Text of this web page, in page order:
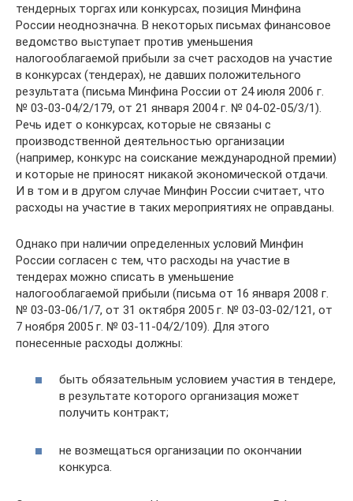
тендерных торгах или конкурсах, позиция Минфина
России неоднозначна. В некоторых письмах финансовое
ведомство выступает против уменьшения
налогооблагаемой прибыли за счет расходов на участие
в конкурсах (тендерах), не давших положительного
результата (письма Минфина России от 24 июля 2006 г.
№ 03-03-04/2/179, от 21 января 2004 г. № 04-02-05/3/1).
Речь идет о конкурсах, которые не связаны с
производственной деятельностью организации
(например, конкурс на соискание международной премии)
и которые не приносят никакой экономической отдачи.
И в том и в другом случае Минфин России считает, что
расходы на участие в таких мероприятиях не оправданы.
Однако при наличии определенных условий Минфин
России согласен с тем, что расходы на участие в
тендерах можно списать в уменьшение
налогооблагаемой прибыли (письма от 16 января 2008 г.
№ 03-03-06/1/7, от 31 октября 2005 г. № 03-03-02/121, от
7 ноября 2005 г. № 03-11-04/2/109). Для этого
понесенные расходы должны:
быть обязательным условием участия в тендере,
в результате которого организация может
получить контракт;
не возмещаться организации по окончании
конкурса.